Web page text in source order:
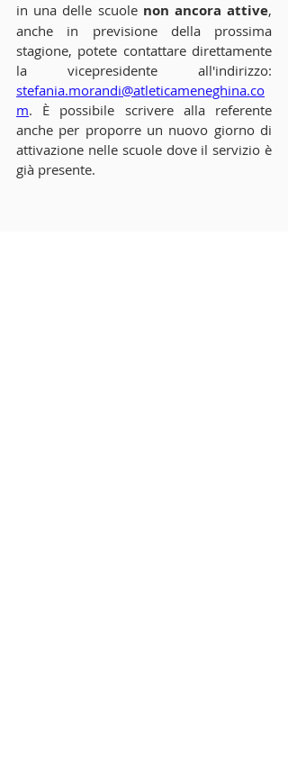
in una delle scuole non ancora attive,
anche in previsione della prossima
stagione, potete contattare direttamente
stefania.morandi@atleticameneghina.co
m. È possibile scrivere alla referente
anche per proporre un nuovo giorno di
attivazione nelle scuole dove il servizio è
già presente.